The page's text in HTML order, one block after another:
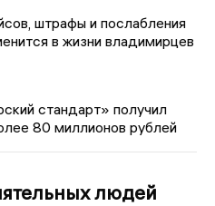
штрафы и послабления
в жизни владимирцев
стандарт» получил
80 миллионов рублей
людей